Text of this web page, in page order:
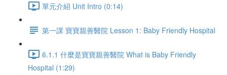
單元介紹 Unit Intro (0:14)
第一課 寶寶親善醫院 Lesson 1: Baby Friendly Hospital
6.1.1 什麼是寶寶親善醫院 What is Baby Friendly
Hospital (1:29)